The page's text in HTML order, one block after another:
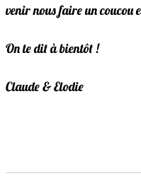
venir nous faire un coucou
On te dit à bientôt !
Claude & Elodie